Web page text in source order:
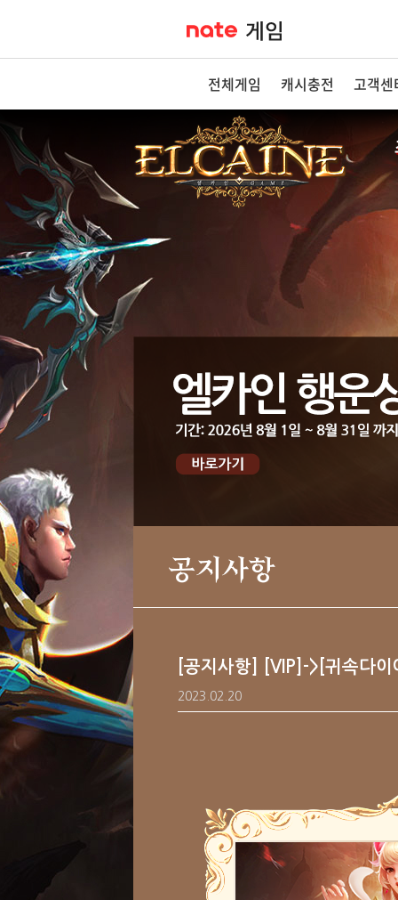
전체게임 캐시충전 고객센
공지사항
[공지사항] [VIP]->[귀속다
2023.02.20